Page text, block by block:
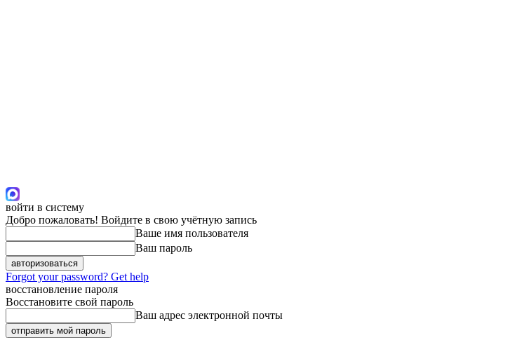
войти в систему
Добро пожаловать! Войдите в свою учётную запись
Ваше имя пользователя
Ваш пароль
Forgot your password? Get help
восстановление пароля
Восстановите свой пароль
Ваш адрес электронной почты